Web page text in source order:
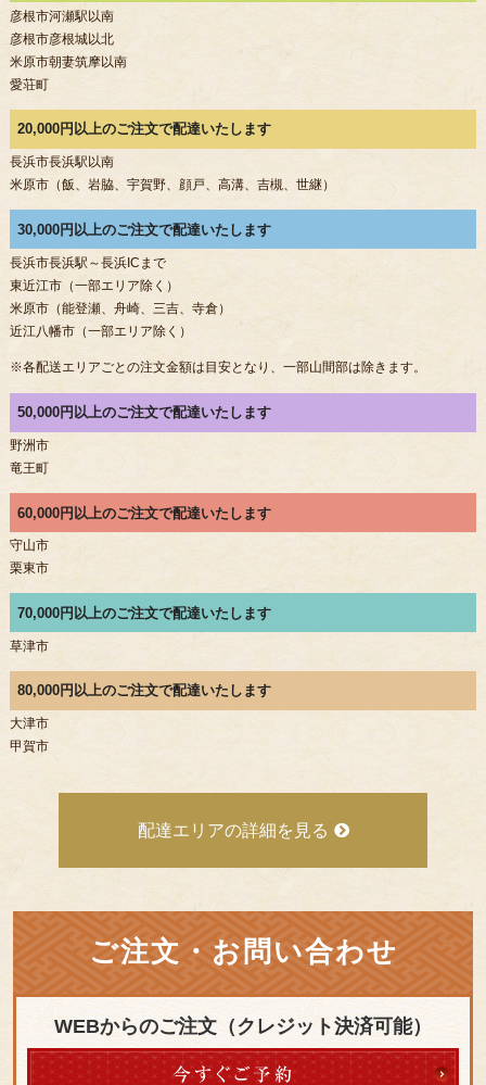
彦根市河瀬駅以南
彦根市彦根城以北
米原市朝妻筑摩以南
愛荘町
20,000円以上のご注文で配達いたします
長浜市長浜駅以南
米原市（飯、岩脇、宇賀野、顔戸、高溝、吉槻、世継）
30,000円以上のご注文で配達いたします
長浜市長浜駅～長浜ICまで
東近江市（一部エリア除く）
米原市（能登瀬、舟崎、三吉、寺倉）
近江八幡市（一部エリア除く）
※各配送エリアごとの注文金額は目安となり、一部山間部は除きます。
50,000円以上のご注文で配達いたします
野洲市
竜王町
60,000円以上のご注文で配達いたします
守山市
栗東市
70,000円以上のご注文で配達いたします
草津市
80,000円以上のご注文で配達いたします
大津市
甲賀市
配達エリアの詳細を見る
ご注文・お問い合わせ
WEBからのご注文（クレジット決済可能）